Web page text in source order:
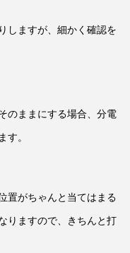
しますが、細かく確認を
のままにする場合、分電
す。
置がちゃんと当てはまる
りますので、きちんと打